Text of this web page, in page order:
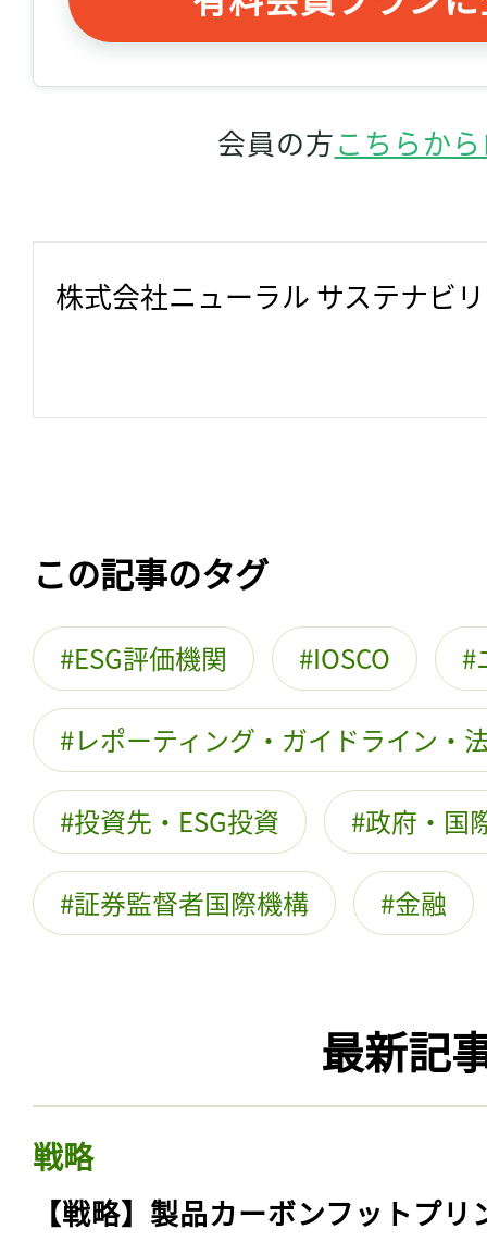
会員の方こちらか
株式会社ニューラル サステナビ
この記事のタグ
ESG評価機関 IOSCO
レポーティング・ガイドライン・
投資先・ESG投資 政府・国
証券監督者国際機構 金融
最新記
戦略
【戦略】製品カーボンフットプリ